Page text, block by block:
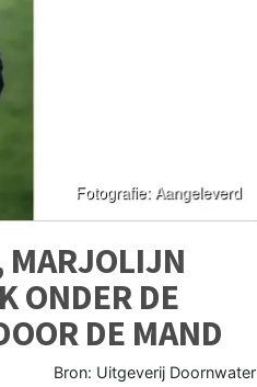
MARJOLIJN
ONDER DE
DE MAND
Bron: Uitgeverij Doornwater